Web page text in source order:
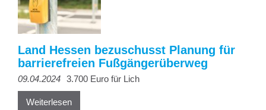
Land Hessen bezuschusst Planung für
barrierefreien Fußgängerüberweg
09.04.2024 3.700 Euro für Lich
Weiterlesen